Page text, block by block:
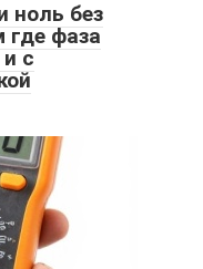
ноль без
где фаза
с